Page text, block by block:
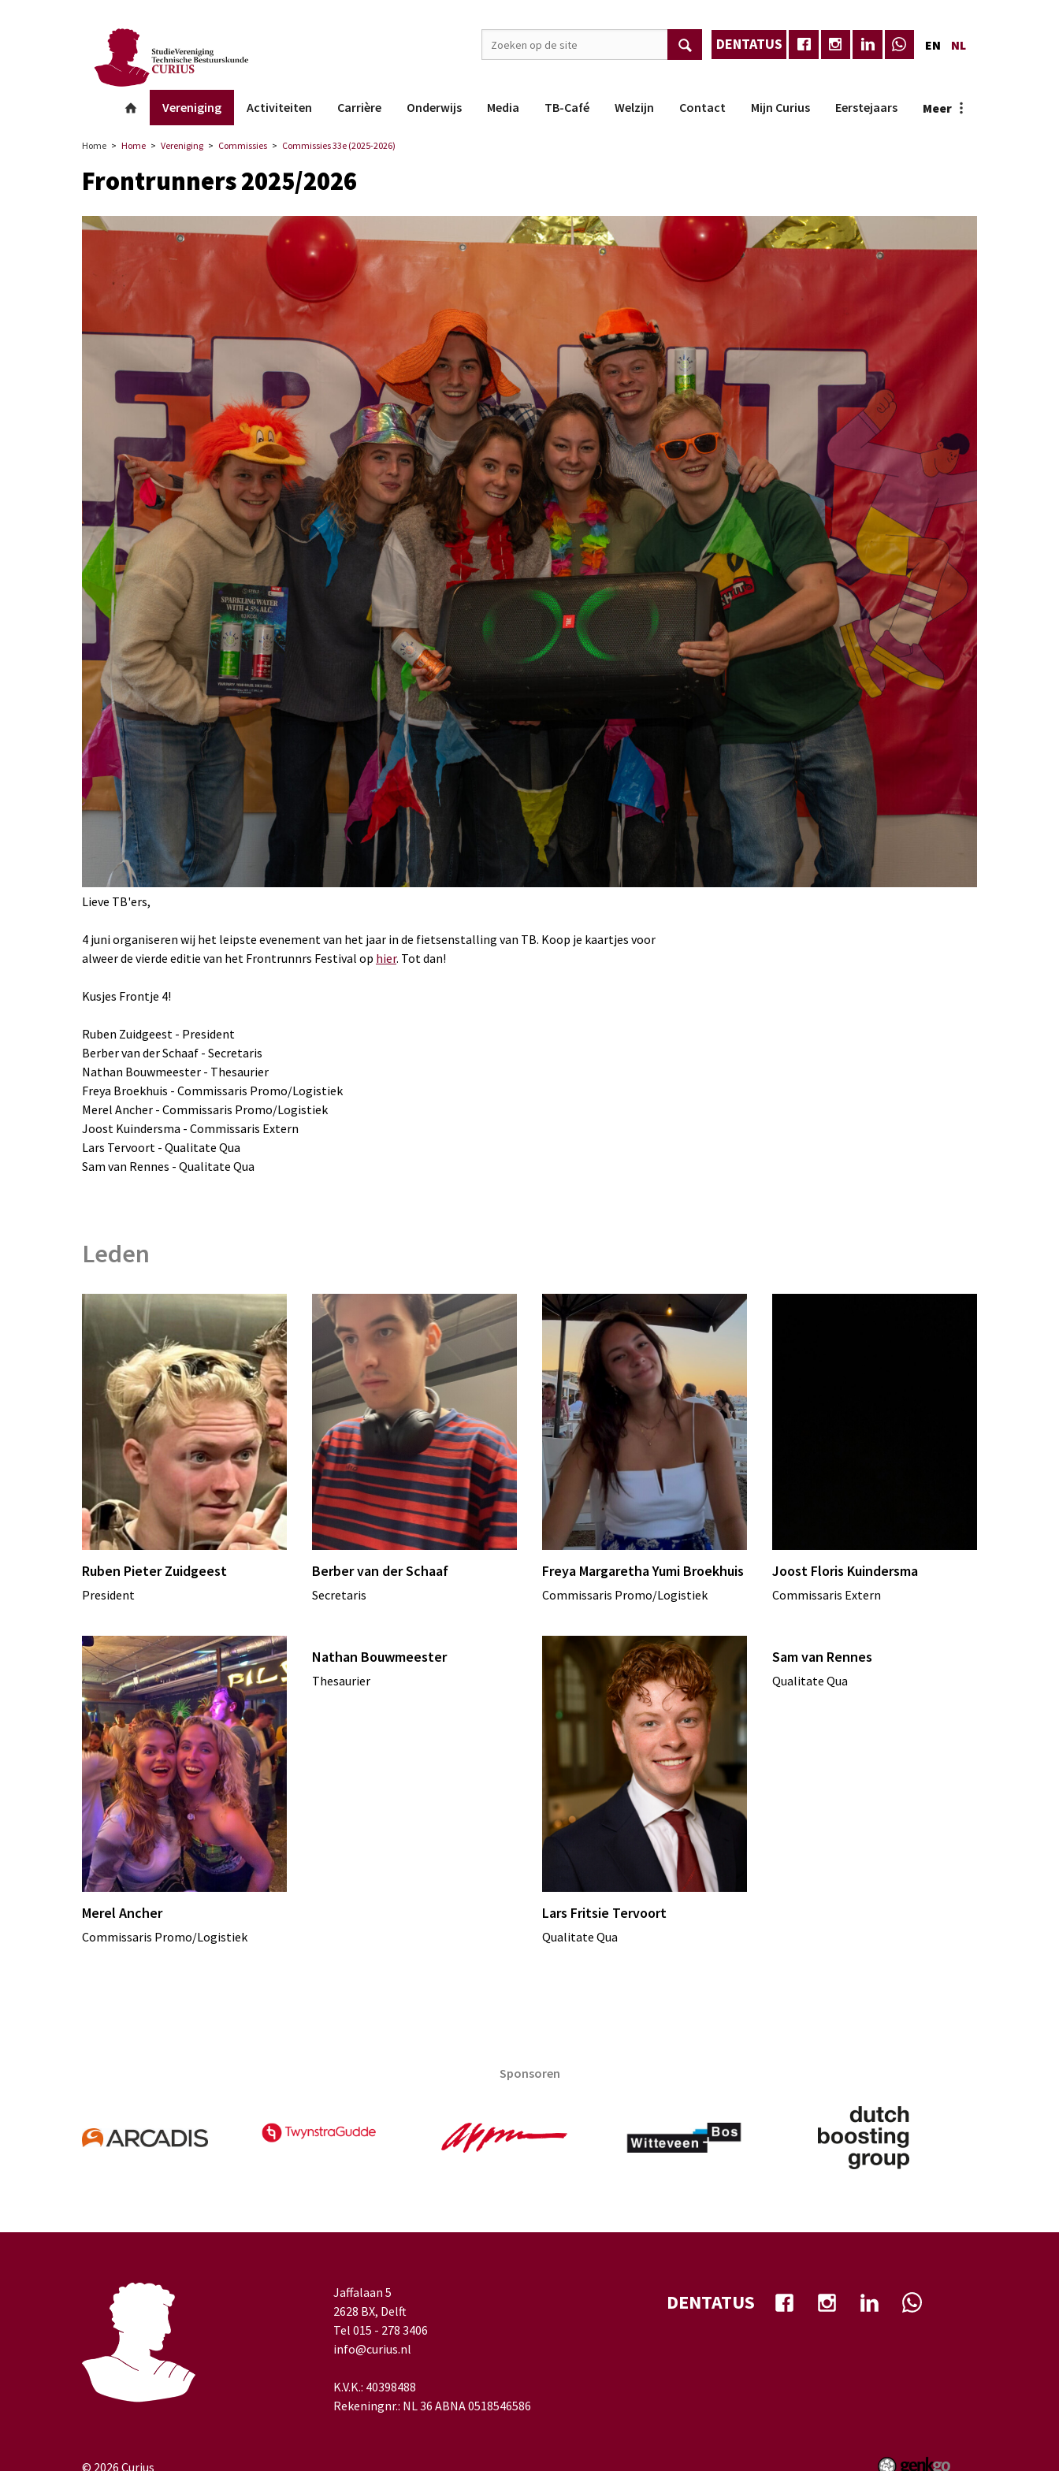
Vereniging Activiteiten Carrière Onderwijs Media TB-Café Welzijn Contact Mijn Curius Eerstejaars Meer
DENTATUS
whatsapp
EN NL
Home Home Vereniging Commissies Commissies 33e (2025-2026)
Frontrunners 2025/2026
Lieve TB'ers,
4 juni organiseren wij het leipste evenement van het jaar in de fietsenstalling van TB. Koop je kaartjes voor
alweer de vierde editie van het Frontrunnrs Festival op hier. Tot dan!
Kusjes Frontje 4!
Ruben Zuidgeest - President
Berber van der Schaaf - Secretaris
Nathan Bouwmeester - Thesaurier
Freya Broekhuis - Commissaris Promo/Logistiek
Merel Ancher - Commissaris Promo/Logistiek
Joost Kuindersma - Commissaris Extern
Lars Tervoort - Qualitate Qua
Sam van Rennes - Qualitate Qua
Leden
Ruben Pieter Zuidgeest
President
Berber van der Schaaf
Secretaris
Freya Margaretha Yumi Broekhuis
Commissaris Promo/Logistiek
Joost Floris Kuindersma
Commissaris Extern
Merel Ancher
Commissaris Promo/Logistiek
Nathan Bouwmeester
Thesaurier
Lars Fritsie Tervoort
Qualitate Qua
Sam van Rennes
Qualitate Qua
Sponsoren
Jaffalaan 5
2628 BX, Delft
Tel 015 - 278 3406
info@curius.nl
K.V.K.: 40398488
Rekeningnr.: NL 36 ABNA 0518546586
DENTATUS
whatsapp
© 2026 Curius